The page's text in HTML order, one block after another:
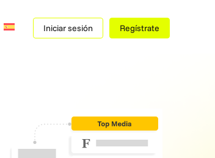
Iniciar sesión Regístrate